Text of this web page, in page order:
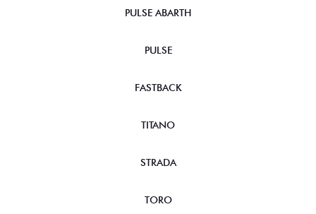
PULSE ABARTH
PULSE
FASTBACK
TITANO
STRADA
TORO